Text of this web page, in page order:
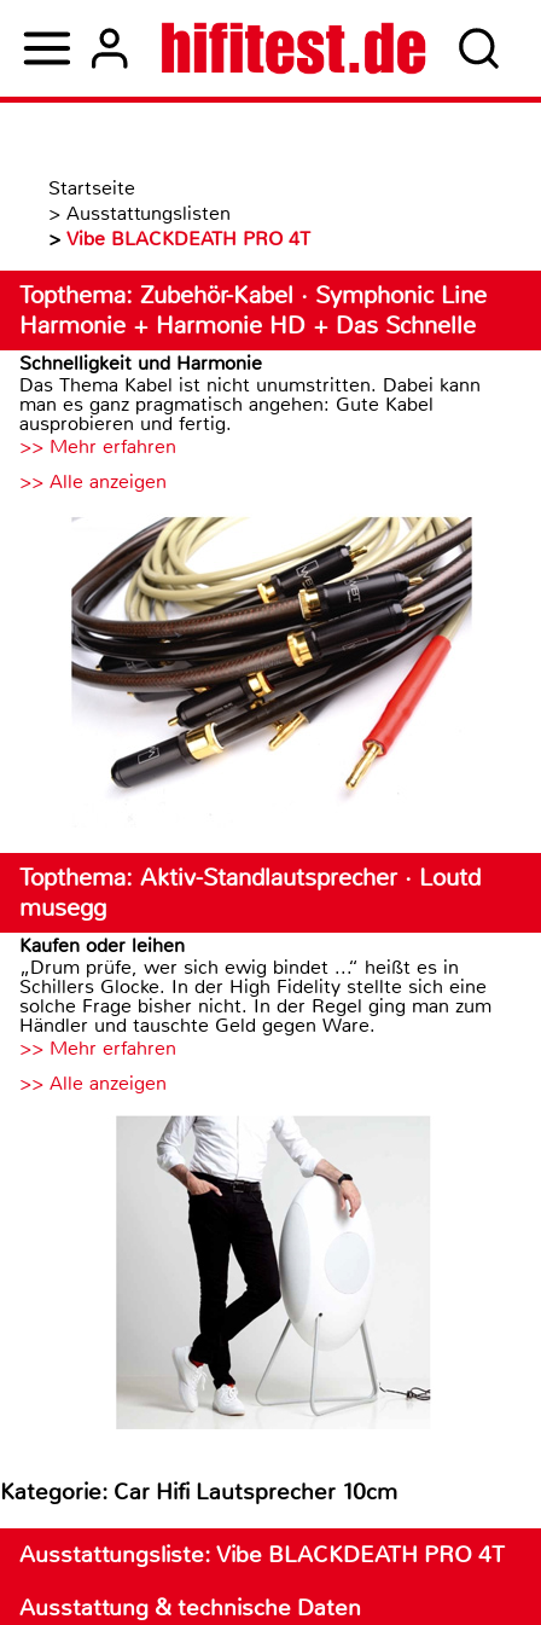
Startseite
> Ausstattungslisten
> Vibe BLACKDEATH PRO 4T
Topthema: Zubehör-Kabel · Symphonic Line
Harmonie + Harmonie HD + Das Schnelle
Schnelligkeit und Harmonie
Das Thema Kabel ist nicht unumstritten. Dabei kann
man es ganz pragmatisch angehen: Gute Kabel
ausprobieren und fertig.
>> Mehr erfahren
>> Alle anzeigen
Topthema: Aktiv-Standlautsprecher · Loutd
musegg
Kaufen oder leihen
„Drum prüfe, wer sich ewig bindet ...“ heißt es in
Schillers Glocke. In der High Fidelity stellte sich eine
solche Frage bisher nicht. In der Regel ging man zum
Händler und tauschte Geld gegen Ware.
>> Mehr erfahren
>> Alle anzeigen
Kategorie: Car Hifi Lautsprecher 10cm
Ausstattungsliste: Vibe BLACKDEATH PRO 4T
Ausstattung & technische Daten